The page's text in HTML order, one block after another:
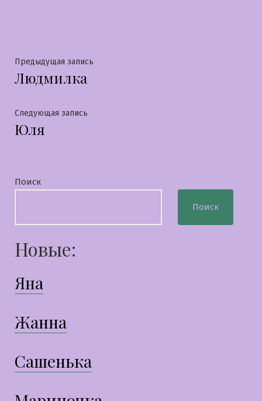
Навигация
по
записям
Предыдущая запись
Людмилка
Следующая запись
Юля
Поиск
Поиск
Новые:
Яна
Жанна
Сашенька